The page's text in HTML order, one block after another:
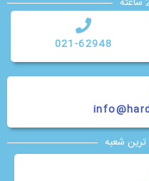
021-62948
شعبه